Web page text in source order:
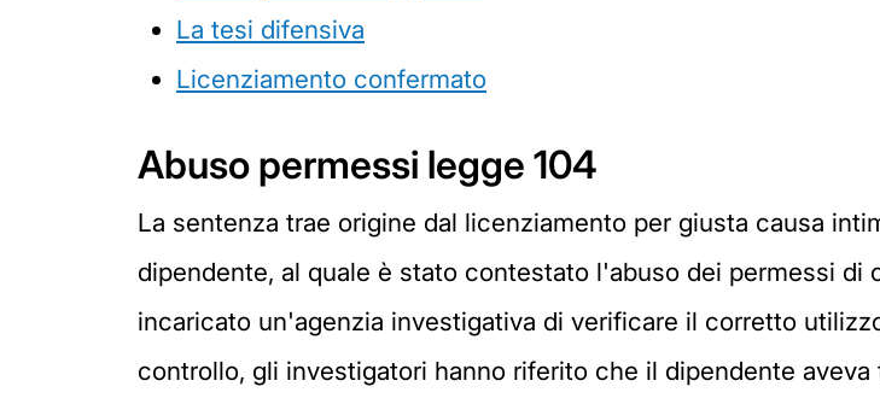
La tesi difensiva
Licenziamento confermato
Abuso permessi legge 104
La sentenza trae origine dal licenziamento per giusta causa
dipendente, al quale è stato contestato l'abuso dei permessi di
incaricato un'agenzia investigativa di verificare il corretto
controllo, gli investigatori hanno riferito che il dipendente